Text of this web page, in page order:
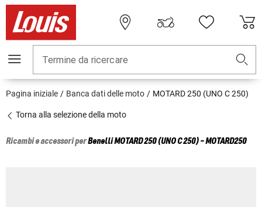
Termine da ricercare
Pagina iniziale Banca dati delle moto MOTARD 250 (UNO C 250)
Torna alla selezione della moto
Ricambi e accessori perBenelliMOTARD 250 (UNO C 250) - MOTARD250